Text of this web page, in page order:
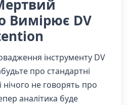
Вимірює DV
інструменту DV
про стандартні
нічого не говорять про
аналітика буде